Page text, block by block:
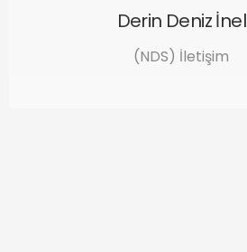
Derin Deniz İnel
(NDS) İletişim